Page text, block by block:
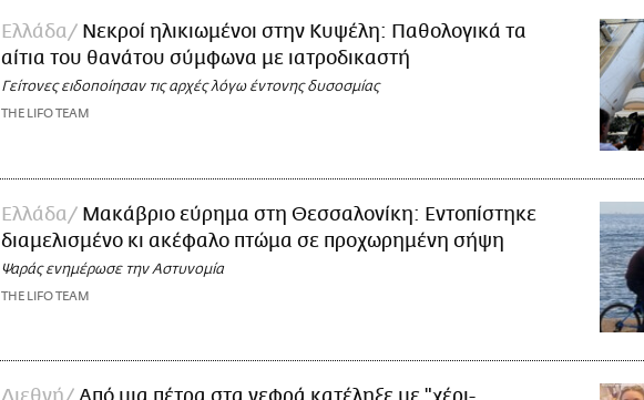
Ελλάδα
Νεκροί ηλικιωμένοι στην Κυψέλη: Παθολογικά τα
αίτια του θανάτου σύμφωνα με ιατροδικαστή
Γείτονες ειδοποίησαν τις αρχές λόγω έντονης δυσοσμίας
THE LIFO TEAM
Ελλάδα
Μακάβριο εύρημα στη Θεσσαλονίκη: Εντοπίστηκε
διαμελισμένο κι ακέφαλο πτώμα σε προχωρημένη σήψη
Ψαράς ενημέρωσε την Αστυνομία
THE LIFO TEAM